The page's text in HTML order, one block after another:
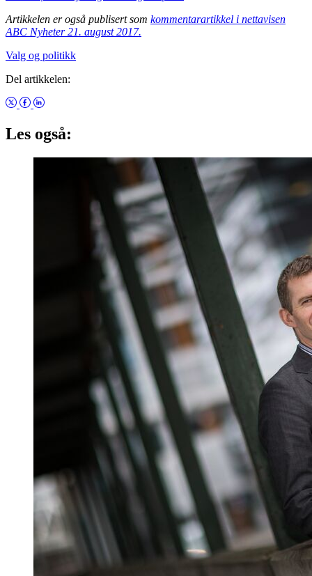
Artikkelen er også publisert som kommentarartikkel i nettavisen
ABC Nyheter 21. august 2017.
Valg og politikk
Del artikkelen:
Les også: